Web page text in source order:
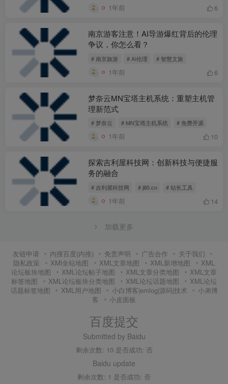
1年前 6
南京游客注意！AI导游爆红背后的伦理
争议，你怎么看？
# 南京旅游 # AI伦理 # 智慧文旅
1年前 6
梦奈云MN宝塔主机系统：重塑主机管
理新范式
# 梦奈云 # MN宝塔主机系统 # 免费开源
1年前 10
探索吉利屋科技网：创新科技与便捷服
务的融合
# 吉利屋科技网 # jili5.cn # 站长工具
1年前 14
加载更多
友链申请 内搜百度(内推) 免责声明 广告合作
关于我们
隐私政策
XMl全站地图 XML文章地图 XML新增地图
XML
论坛板块地图
XML论坛帖子地图 XML文章分类地图
XML文章
标签地图
XML论坛板块分类地图 XML论坛话题地图
XML论坛
话题标签地图
XML用户地图 小白博客|emlog|源码|技术
小弟博
客
小皮面板
百度提交
Submitted by Baidu
剩余次数: 10 是否成功: 否
Baidu update
剩余次数: 1 是否成功: 否